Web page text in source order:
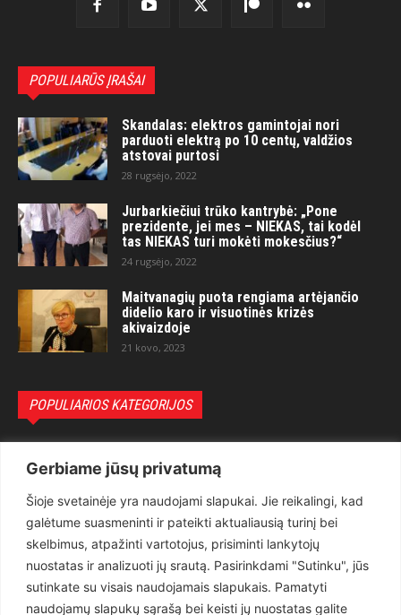
Gerbiame jūsų privatumą
Šioje svetainėje yra naudojami slapukai. Jie reikalingi, kad
galėtume suasmeninti ir pateikti aktualiausią turinį bei
skelbimus, atpažinti vartotojus, prisiminti lankytojų
nuostatas ir analizuoti jų srautą. Pasirinkdami "Sutinku", jūs
sutinkate su visais naudojamais slapukais. Pamatyti
naudojamų slapukų sąrašą bei keisti jų nuostatas galite
POPULIARŪS ĮRAŠAI
Skandalas: elektros gamintojai nori
parduoti elektrą po 10 centų, valdžios
atstovai purtosi
28 rugsėjo, 2022
Jurbarkiečiui trūko kantrybė: „Pone
prezidente, jei mes – NIEKAS, tai kodėl
tas NIEKAS turi mokėti mokesčius?“
24 rugsėjo, 2022
Maitvanagių puota rengiama artėjančio
didelio karo ir visuotinės krizės
akivaizdoje
21 kovo, 2023
POPULIARIOS KATEGORIJOS
Teisėsauga
1497
Aktualu
Lietuva
619
Pasaulis